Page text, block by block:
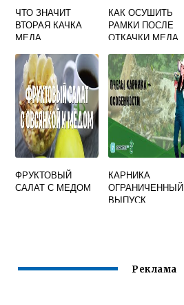
ЧТО ЗНАЧИТ
ВТОРАЯ КАЧКА
МЕДА
КАК ОСУШИТЬ
РАМКИ ПОСЛЕ
ОТКАЧКИ МЕДА
СМОТРЕТЬ
ФРУКТОВЫЙ
САЛАТ С МЕДОМ
КАРНИКА
ОГРАНИЧЕННЫЙ
ВЫПУСК
Реклама